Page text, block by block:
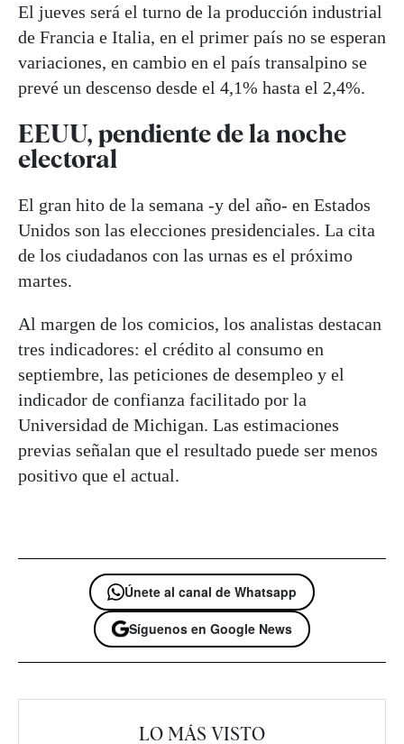
El jueves será el turno de la producción industrial
de Francia e Italia, en el primer país no se esperan
variaciones, en cambio en el país transalpino se
prevé un descenso desde el 4,1% hasta el 2,4%.
EEUU, pendiente de la noche
electoral
El gran hito de la semana -y del año- en Estados
Unidos son las elecciones presidenciales. La cita
de los ciudadanos con las urnas es el próximo
martes.
Al margen de los comicios, los analistas destacan
tres indicadores: el crédito al consumo en
septiembre, las peticiones de desempleo y el
indicador de confianza facilitado por la
Universidad de Michigan. Las estimaciones
previas señalan que el resultado puede ser menos
positivo que el actual.
Únete al canal de Whatsapp
Síguenos en Google News
LO MÁS VISTO